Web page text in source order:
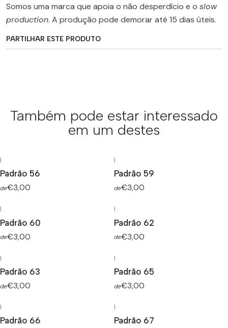
Somos uma marca que apoia o não desperdício e o slow
production. A produção pode demorar até 15 dias úteis.
PARTILHAR ESTE PRODUTO
Também pode estar interessado
em um destes
|
Padrão 56
de€3,00
|
Padrão 59
de€3,00
|
Padrão 60
de€3,00
|
Padrão 62
de€3,00
|
Padrão 63
de€3,00
|
Padrão 65
de€3,00
|
Padrão 66
|
Padrão 67